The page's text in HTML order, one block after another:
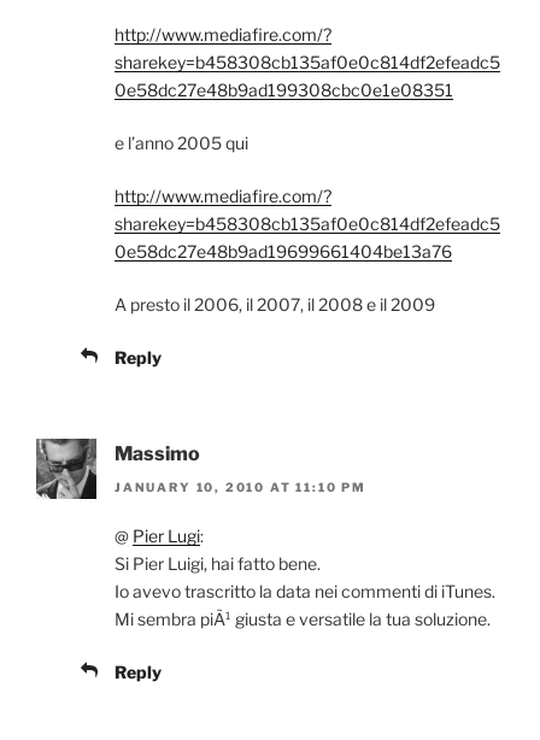
http://www.mediafire.com/?
sharekey=b458308cb135af0e0c814df2efeadc5
0e58dc27e48b9ad199308cbc0e1e08351
e l’anno 2005 qui
http://www.mediafire.com/?
sharekey=b458308cb135af0e0c814df2efeadc5
0e58dc27e48b9ad19699661404be13a76
A presto il 2006, il 2007, il 2008 e il 2009
Reply
Massimo
JANUARY 10, 2010 AT 11:10 PM
@ Pier Lugi:
Si Pier Luigi, hai fatto bene.
Io avevo trascritto la data nei commenti di iTunes.
Mi sembra piÃ¹ giusta e versatile la tua soluzione.
Reply